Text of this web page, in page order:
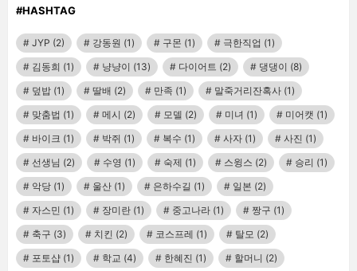
#HASHTAG
JYP (2) 강동원 (1) 구몬 (1) 극한직업 (1)
김동희 (1) 냥냥이 (13) 다이어트 (2) 댕댕이 (8)
덮밥 (1) 딸배 (2) 만족 (1) 말죽거리잔혹사 (1)
맞춤법 (1) 메시 (2) 모델 (2) 미녀 (1) 미어캣 (1)
바이크 (1) 박쥐 (1) 복수 (1) 사자 (1) 사진 (1)
선생님 (2) 수영 (1) 숙제 (1) 스윙스 (2) 승리 (1)
악당 (1) 울산 (1) 은하수길 (1) 일본 (2)
자스민 (1) 장미란 (1) 중고나라 (1) 짱구 (1)
축구 (3) 치킨 (2) 코스프레 (1) 탈모 (2)
포토샵 (1) 학교 (4) 한혜진 (1) 할머니 (2)